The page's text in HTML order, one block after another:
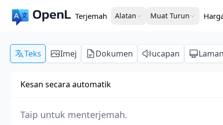
Terjemah Alatan Muat Turun
Teks Imej Dokumen ucapan
Kesan secara automatik